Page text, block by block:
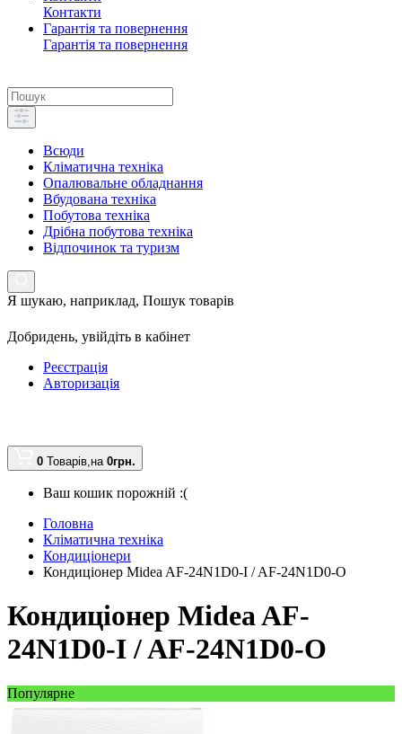
Контакти
Гарантія та повернення
Гарантія та повернення
Всюди
Кліматична техніка
Опалювальне обладнання
Вбудована техніка
Побутова техніка
Дрібна побутова техніка
Відпочинок та туризм
Я шукаю, наприклад, Пошук товарів
Добридень, увійдіть в кабінет
Реєстрація
Авторизація
0 Товарів,на 0грн.
Ваш кошик порожній :(
Головна
Кліматична техніка
Кондиціонери
Кондиціонер Midea AF-24N1D0-I / AF-24N1D0-O
Кондиціонер Midea AF-
24N1D0-I / AF-24N1D0-O
Популярне